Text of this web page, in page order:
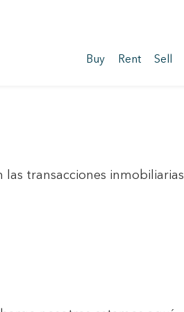
Buy Rent Sell
transacciones inmobiliarias